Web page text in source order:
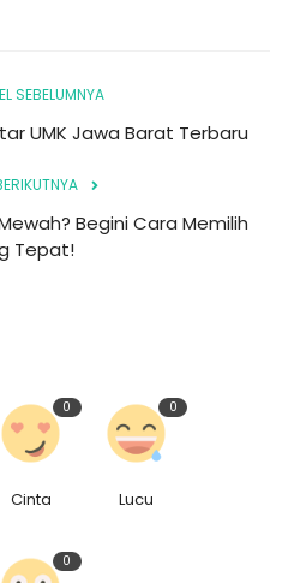
SEBELUMNYA
UMK Jawa Barat Terbaru
Begini Cara Memilih
Tepat!
0
Cinta
0
Lucu
0